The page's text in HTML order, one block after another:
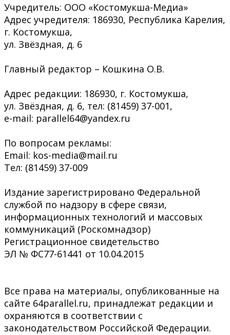
Учредитель: ООО «Костомукша-Медиа»
Адрес учредителя: 186930, Республика Карелия,
г. Костомукша,
ул. Звёздная, д. 6
Главный редактор – Кошкина О.В.
Адрес редакции: 186930, г. Костомукша,
ул. Звёздная, д. 6, тел: (81459) 37-001,
e-mail: parallel64@yandex.ru
По вопросам рекламы:
Email: kos-media@mail.ru
Тел: (81459) 37-009
Издание зарегистрировано Федеральной
службой по надзору в сфере связи,
информационных технологий и массовых
коммуникаций (Роскомнадзор)
Регистрационное свидетельство
ЭЛ № ФС77-61441 от 10.04.2015
Все права на материалы, опубликованные на
сайте 64parallel.ru, принадлежат редакции и
охраняются в соответствии с
законодательством Российской Федерации.